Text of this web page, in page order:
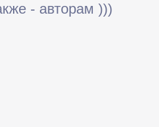
- авторам )))